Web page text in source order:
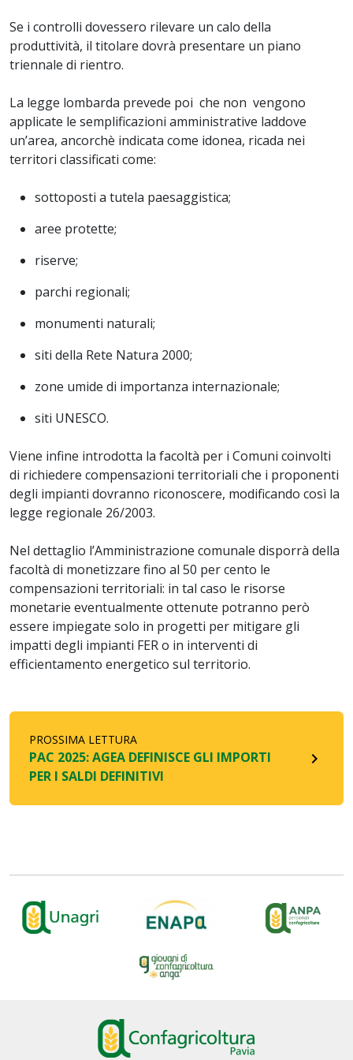
Se i controlli dovessero rilevare un calo della
produttività, il titolare dovrà presentare un piano
triennale di rientro.
La legge lombarda prevede poi che non vengono
applicate le semplificazioni amministrative laddove
un’area, ancorchè indicata come idonea, ricada nei
territori classificati come:
sottoposti a tutela paesaggistica;
aree protette;
riserve;
parchi regionali;
monumenti naturali;
siti della Rete Natura 2000;
zone umide di importanza internazionale;
siti UNESCO.
Viene infine introdotta la facoltà per i Comuni coinvolti
di richiedere compensazioni territoriali che i proponenti
degli impianti dovranno riconoscere, modificando così la
legge regionale 26/2003.
Nel dettaglio l’Amministrazione comunale disporrà della
facoltà di monetizzare fino al 50 per cento le
compensazioni territoriali: in tal caso le risorse
monetarie eventualmente ottenute potranno però
essere impiegate solo in progetti per mitigare gli
impatti degli impianti FER o in interventi di
efficientamento energetico sul territorio.
PROSSIMA LETTURA
PAC 2025: AGEA DEFINISCE GLI IMPORTI
PER I SALDI DEFINITIVI
navigate_next